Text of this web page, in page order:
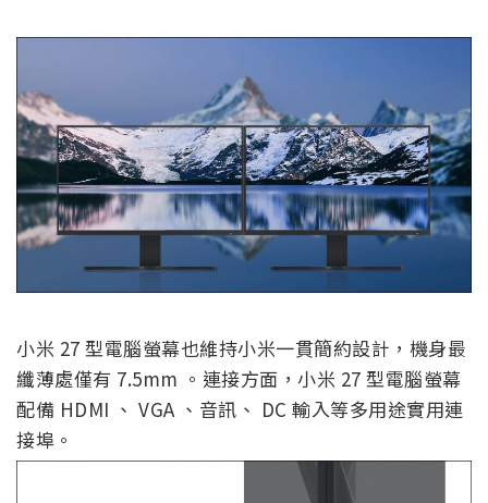
小米 27 型電腦螢幕也維持小米一貫簡約設計，機身最
纖薄處僅有 7.5mm 。連接方面，小米 27 型電腦螢幕
配備 HDMI 、 VGA 、音訊、 DC 輸入等多用途實用連
接埠。